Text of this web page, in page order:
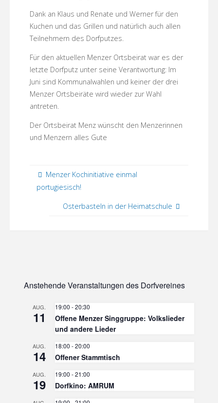
Dank an Klaus und Renate und Werner für den
Kuchen und das Grillen und natürlich auch allen
Teilnehmern des Dorfputzes.
Für den aktuellen Menzer Ortsbeirat war es der
letzte Dorfputz unter seine Verantwortung: Im
Juni sind Kommunalwahlen und keiner der drei
Menzer Ortsbeiräte wird wieder zur Wahl
antreten.
Der Ortsbeirat Menz wünscht den Menzerinnen
und Menzern alles Gute
Menzer Kochinitiative einmal
portugiesisch!
Osterbasteln in der Heimatschule
Anstehende Veranstaltungen des Dorfvereines
AUG.
11
19:00 -20:30
Offene Menzer Singgruppe: Volkslieder
und andere Lieder
AUG.
14
18:00 -20:00
Offener Stammtisch
AUG.
19
19:00 -21:00
Dorfkino: AMRUM